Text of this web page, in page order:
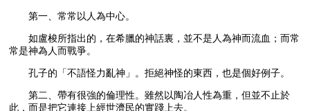
第一、常常以人為中心。
如盧梭所指出的，在希臘的神話裏，並不是人為神而流血；而常
常是神為人而戰爭。
孔子的「不語怪力亂神」。拒絕神怪的東西，也是個好例子。
第二、帶有很強的倫理性。雖然以陶冶人性為重，但並不止於
此，而是把它連接上經世濟民的實踐上去。